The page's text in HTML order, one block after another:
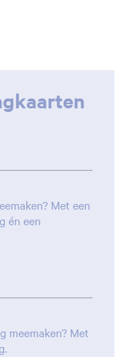
Met een
én een
meemaken? Met